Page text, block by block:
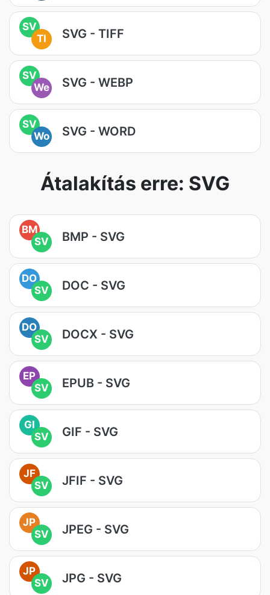
SV
TI
SVG - TIFF
SV
We
SVG - WEBP
SV
Wo
SVG - WORD
Átalakítás erre: SVG
BM
SV
BMP - SVG
DO
SV
DOC - SVG
DO
SV
DOCX - SVG
EP
SV
EPUB - SVG
GI
SV
GIF - SVG
JF
SV
JFIF - SVG
JP
SV
JPEG - SVG
JP
SV
JPG - SVG